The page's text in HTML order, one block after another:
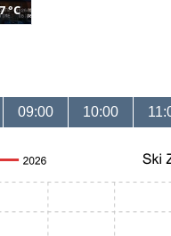
°C
09:00 10:00